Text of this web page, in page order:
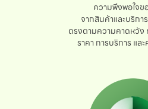
ความพึงพอใจข
จากสินค้าและบริก
ตรงตามความคาดหวั
ราคา การบริการ แล